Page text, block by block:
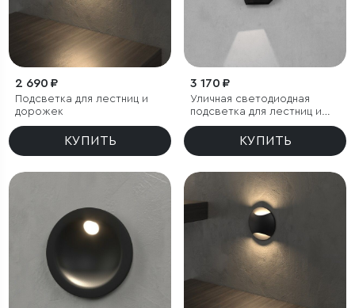
2 690 ₽
Подсветка для лестниц и
дорожек
КУПИТЬ
3 170 ₽
Уличная светодиодная
подсветка для лестниц и
дорожек
КУПИТЬ